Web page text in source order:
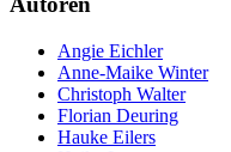
Angie Eichler
Anne-Maike Winter
Christoph Walter
Florian Deuring
Hauke Eilers